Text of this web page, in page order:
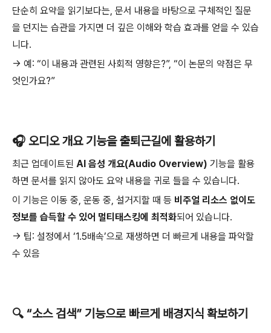
단순히 요약을 읽기보다는, 문서 내용을 바탕으로 구체적인 질문
을 던지는 습관을 가지면 더 깊은 이해와 학습 효과를 얻을 수 있습
니다.
→ 예: “이 내용과 관련된 사회적 영향은?”, “이 논문의 약점은 무
엇인가요?”
🎧 오디오 개요 기능을 출퇴근길에 활용하기
최근 업데이트된 AI 음성 개요(Audio Overview) 기능을 활용
하면 문서를 읽지 않아도 요약 내용을 귀로 들을 수 있습니다.
이 기능은 이동 중, 운동 중, 설거지할 때 등 비주얼 리소스 없이도
정보를 습득할 수 있어 멀티태스킹에 최적화되어 있습니다.
→ 팁: 설정에서 ‘1.5배속’으로 재생하면 더 빠르게 내용을 파악할
수 있음
🔍 “소스 검색” 기능으로 빠르게 배경지식 확보하기